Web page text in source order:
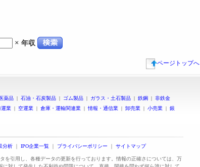
× 年収
ページトップへ
薬品 | 石油・石炭製品 | ゴム製品 | ガラス・土石製品 | 鉄鋼 | 非鉄金
運業 | 空運業 | 倉庫・運輸関連業 | 情報・通信業 | 卸売業 | 小売業 | 銀
分析 ｜ IPO企業一覧 ｜ プライバシーポリシー ｜ サイトマップ
を引用し、各種データの更新を行っております。情報の正確さについては、万